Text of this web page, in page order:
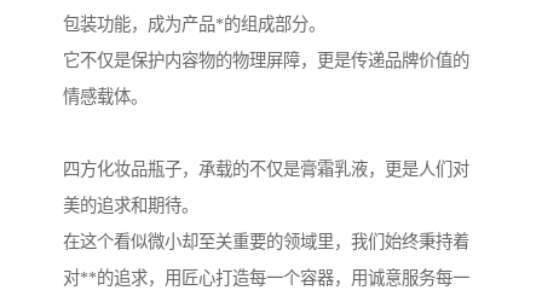
包装功能，成为产品*的组成部分。
它不仅是保护内容物的物理屏障，更是传递品牌价值的
情感载体。
四方化妆品瓶子，承载的不仅是膏霜乳液，更是人们对
美的追求和期待。
在这个看似微小却至关重要的领域里，我们始终秉持着
对**的追求，用匠心打造每一个容器，用诚意服务每一